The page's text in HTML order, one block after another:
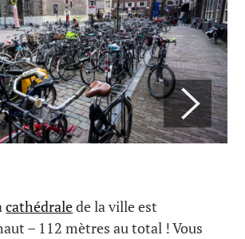
cathédralede la ville est
– 112 mètres au total ! Vous